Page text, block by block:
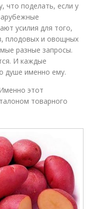
что поделать, если у
усилия для того,
плодовых и овощных
разные запросы.
И каждые
душе именно ему.
этот
товарного